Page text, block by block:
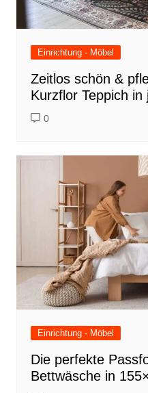
Einrichtung - Möbel
Zeitlos schön &
Kurzflor Teppich
0
Einrichtung - Möbel
Die perfekte
Bettwäsche in